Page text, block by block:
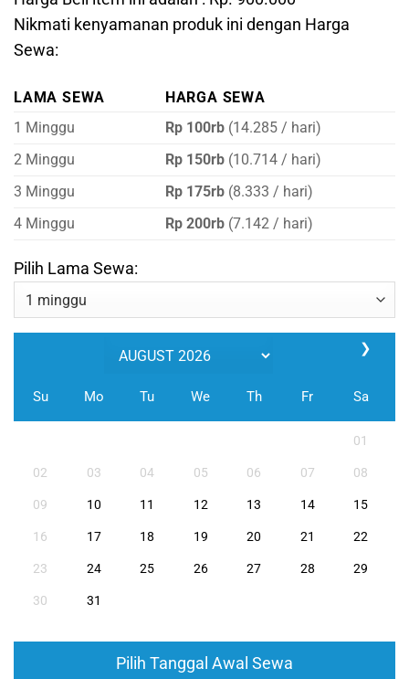
pelanggan
Nikmati kenyamanan produk ini dengan Harga
Sewa:
LAMA SEWA
HARGA SEWA
1 Minggu
Rp 100rb(14.285 / hari)
2 Minggu
Rp 150rb(10.714 / hari)
3 Minggu
Rp 175rb(8.333 / hari)
4 Minggu
Rp 200rb(7.142 / hari)
Pilih Lama Sewa:
❯
Su Mo Tu We Th Fr Sa
01
02 03 04 05 06 07 08
09 10 11 12 13 14 15
16 17 18 19 20 21 22
23 24 25 26 27 28 29
30 31
Pilih Tanggal Awal Sewa